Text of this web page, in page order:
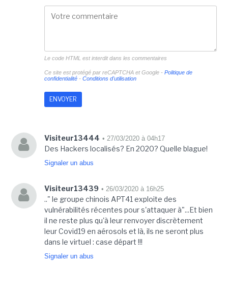
Le code HTML est interdit dans les commentaires
Ce site est protégé par reCAPTCHA et Google - Politique de
confidentialité- Conditions d'utilisation
Visiteur13444 • 27/03/2020 à 04h17
Des Hackers localisés? En 2020? Quelle blague!
Signaler un abus
Visiteur13439 • 26/03/2020 à 16h25
.." le groupe chinois APT41 exploite des
vulnérabilités récentes pour s'attaquer à"...Et bien
il ne reste plus qu'à leur renvoyer discrètement
leur Covid19 en aérosols et là, ils ne seront plus
dans le virtuel : case départ !!!
Signaler un abus